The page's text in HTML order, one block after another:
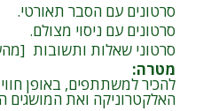
סרטונים עם הסבר תאורטי.
סרטונים עם ניסוי מצולם.
סרטוני שאלות ותשובות
מטרה:
להכיר למשתתפים, באופן
האלקטרוניקה ואת המושגים